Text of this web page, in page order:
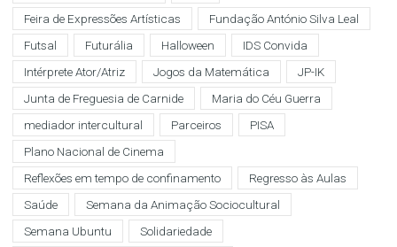
Feira de Expressões Artísticas
Fundação António Silva Leal
Futsal
Futurália Halloween
IDS Convida
Intérprete Ator/Atriz
Jogos da Matemática
JP-IK
Junta de Freguesia de Carnide
Maria do Céu Guerra
mediador intercultural
Parceiros
PISA
Plano Nacional de Cinema
Reflexões em tempo de confinamento
Regresso às Aulas
Saúde
Semana da Animação Sociocultural
Semana Ubuntu
Solidariedade